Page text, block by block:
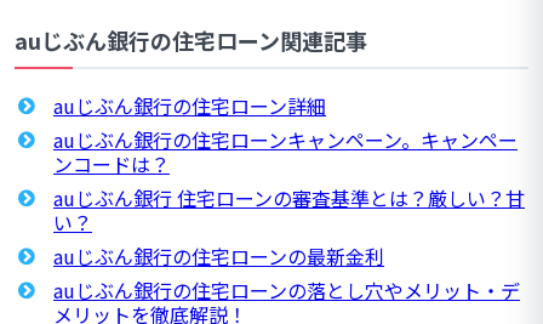
auじぶん銀行の住宅ローン関連記事
auじぶん銀行の住宅ローン詳細
auじぶん銀行の住宅ローンキャンペーン。キャンペー
ンコードは？
auじぶん銀行 住宅ローンの審査基準とは？厳しい？甘
い？
auじぶん銀行の住宅ローンの最新金利
auじぶん銀行の住宅ローンの落とし穴やメリット・デ
メリットを徹底解説！